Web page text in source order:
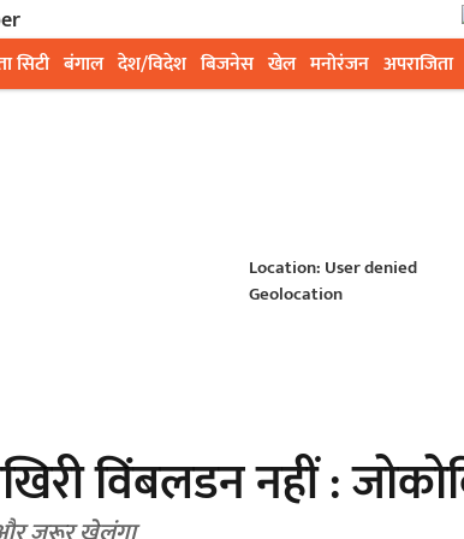
सिटी बंगाल देश/विदेश बिजनेस खेल मनोरंजन अपराजिता
Location: User denied
Geolocation
विंबलडन नहीं :